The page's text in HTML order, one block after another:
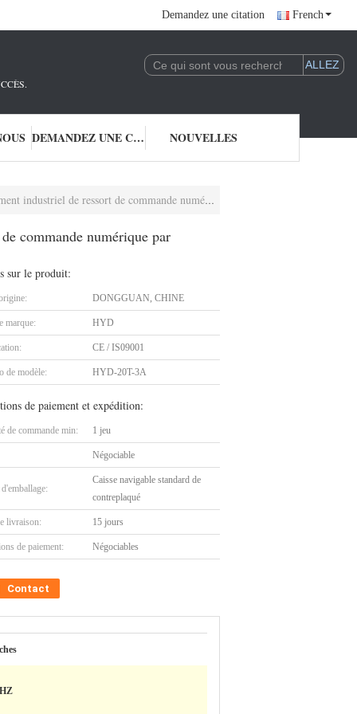
Demandez une citation French
DEMANDEZ UNE CITATION NOUVELLES
de ressort de commande numérique par ordinateur
commande numérique par
sur le produit:
DONGGUAN, CHINE
marque: HYD
CE / IS09001
de modèle: HYD-20T-3A
de paiement et expédition:
de commande min: 1 jeu
Négociable
Caisse navigable standard de
contreplaqué
livraison: 15 jours
de paiement: Négociables
Contact